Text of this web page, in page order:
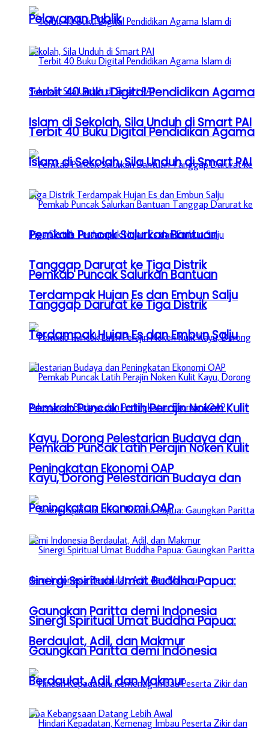
Terbit 40 Buku Digital Pendidikan Agama
Islam di Sekolah, Sila Unduh di Smart PAI
Pemkab Puncak Salurkan Bantuan
Tanggap Darurat ke Tiga Distrik
Terdampak Hujan Es dan Embun Salju
Pemkab Puncak Latih Perajin Noken Kulit
Kayu, Dorong Pelestarian Budaya dan
Peningkatan Ekonomi OAP
Sinergi Spiritual Umat Buddha Papua:
Gaungkan Paritta demi Indonesia
Berdaulat, Adil, dan Makmur
Pelayanan Publik
Terbit 40 Buku Digital Pendidikan Agama
Islam di Sekolah, Sila Unduh di Smart PAI
Pemkab Puncak Salurkan Bantuan
Tanggap Darurat ke Tiga Distrik
Terdampak Hujan Es dan Embun Salju
Pemkab Puncak Latih Perajin Noken Kulit
Kayu, Dorong Pelestarian Budaya dan
Peningkatan Ekonomi OAP
Sinergi Spiritual Umat Buddha Papua:
Gaungkan Paritta demi Indonesia
Berdaulat, Adil, dan Makmur